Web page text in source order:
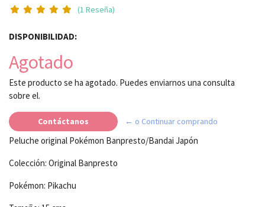
(1 Reseña)
DISPONIBILIDAD:
Agotado
Este producto se ha agotado. Puedes enviarnos una consulta
sobre el.
Contáctanos ← o Continuar comprando
Peluche original Pokémon Banpresto/Bandai Japón
Colección: Original Banpresto
Pokémon: Pikachu